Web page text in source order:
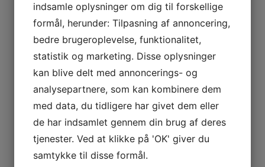
når Brumbassen mister et barn
når Brumbassen mister en ansat
Det er vigtig, at vi bliver orienteret når der sker noget
alvorligt i børn eller de ansattes liv
Se den vedhæftet sorg- og kriseplan her:
sorg-og-
kriseplan
Vuggestue menu
Fakta om Brumbassen
Ind- og udmeldelse
indsamle oplysninger om dig til forskellige
formål, herunder: Tilpasning af annoncering,
bedre brugeroplevelse, funktionalitet,
statistik og marketing. Disse oplysninger
kan blive delt med annoncerings- og
analysepartnere, som kan kombinere dem
med data, du tidligere har givet dem eller
de har indsamlet gennem din brug af deres
tjenester. Ved at klikke på 'OK' giver du
samtykke til disse formål.